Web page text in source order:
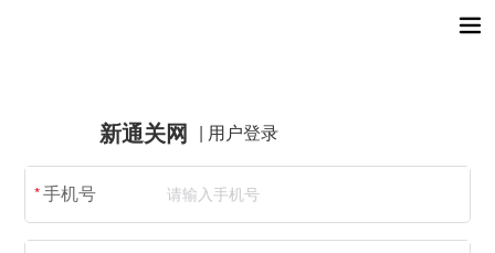
新通关网 | 用户登录
手机号